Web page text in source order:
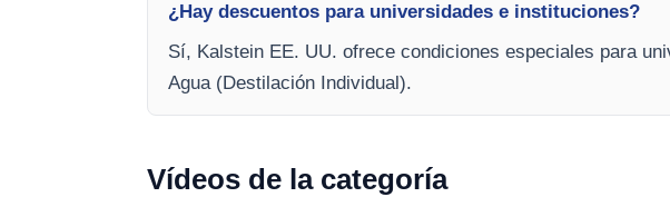
¿Hay descuentos para universidades e instituciones?
Sí, Kalstein EE. UU. ofrece condiciones especiales para
Agua (Destilación Individual).
Vídeos de la categoría